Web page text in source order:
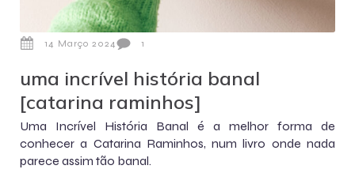
14 Março 2024 1
uma incrível história banal
[catarina raminhos]
Uma Incrível História Banal é a melhor forma de
conhecer a Catarina Raminhos, num livro onde nada
parece assim tão banal.